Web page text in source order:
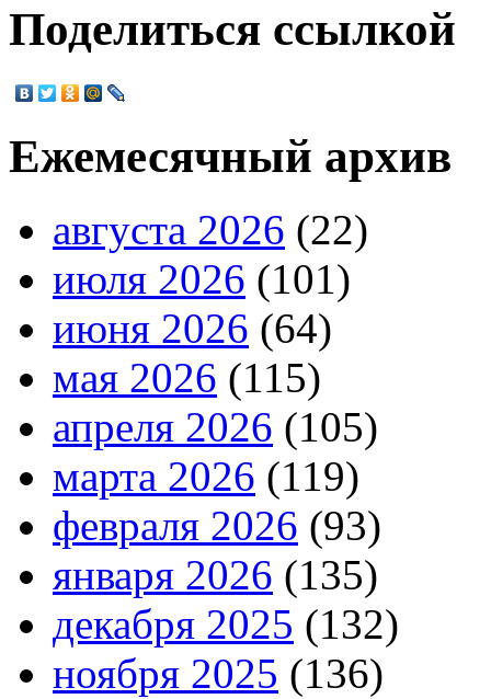
Поделиться ссылкой
Ежемесячный архив
августа 2026 (22)
июля 2026 (101)
июня 2026 (64)
мая 2026 (115)
апреля 2026 (105)
марта 2026 (119)
февраля 2026 (93)
января 2026 (135)
декабря 2025 (132)
ноября 2025 (136)